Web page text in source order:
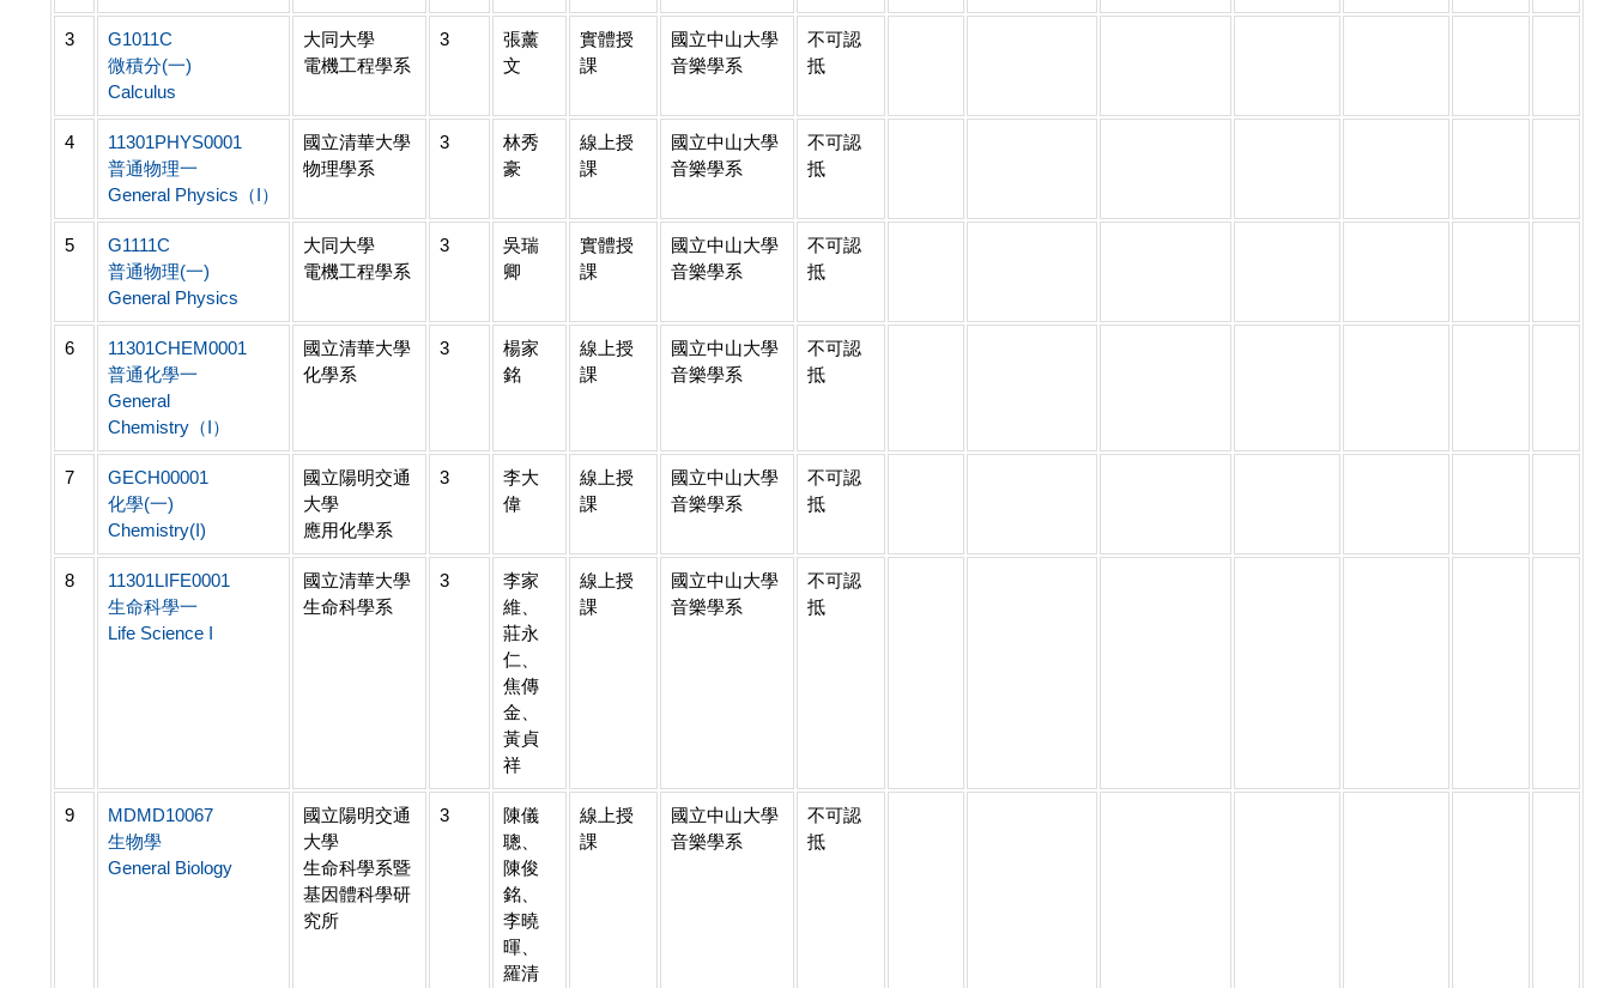
3
G1011C
微積分(一)
Calculus
大同大學
電機工程學系
3
張薰
文
實體授
課
國立中山大學
音樂學系
不可認
抵
4
11301PHYS0001
普通物理一
General Physics（I）
國立清華大學
物理學系
3
林秀
豪
線上授
課
國立中山大學
音樂學系
不可認
抵
5
G1111C
普通物理(一)
General Physics
大同大學
電機工程學系
3
吳瑞
卿
實體授
課
國立中山大學
音樂學系
不可認
抵
6
11301CHEM0001
普通化學一
General
Chemistry（I）
國立清華大學
化學系
3
楊家
銘
線上授
課
國立中山大學
音樂學系
不可認
抵
7
GECH00001
化學(一)
Chemistry(I)
國立陽明交通
大學
應用化學系
3
李大
偉
線上授
課
國立中山大學
音樂學系
不可認
抵
8
11301LIFE0001
生命科學一
Life Science I
國立清華大學
生命科學系
3
李家
維、
莊永
仁、
焦傳
金、
黃貞
祥
線上授
課
國立中山大學
音樂學系
不可認
抵
9
MDMD10067
生物學
General Biology
國立陽明交通
大學
生命科學系暨
基因體科學研
究所
3
陳儀
聰、
陳俊
銘、
李曉
暉、
羅清
線上授
課
國立中山大學
音樂學系
不可認
抵